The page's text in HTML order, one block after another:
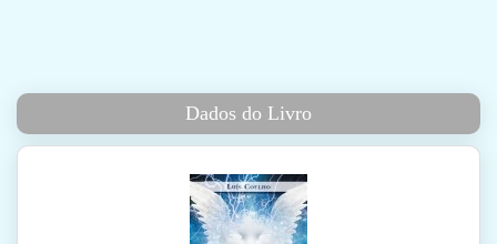
Dados do Livro